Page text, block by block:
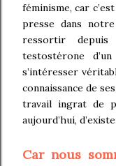
féminisme, car
presse dans
ressortir
testostérone
s’intéresser
connaissance de
travail ingrat de
aujourd’hui,
Car nous